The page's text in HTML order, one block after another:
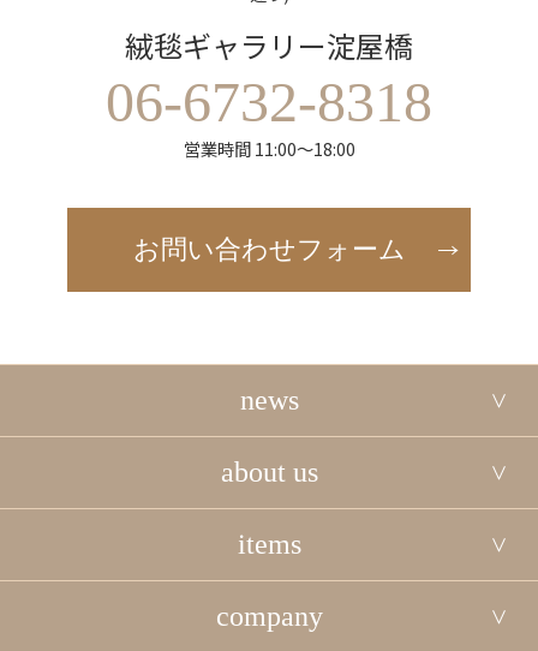
絨毯ギャラリー淀屋橋
06-6732-8318
営業時間 11:00～18:00
お問い合わせフォーム
news
about us
items
company